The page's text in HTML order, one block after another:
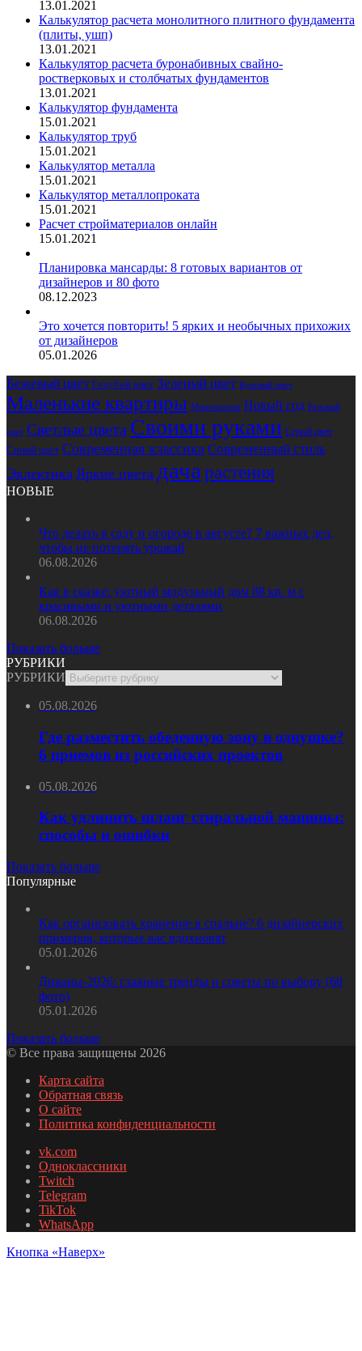
13.01.2021
Калькулятор расчета монолитного плитного фундамента
(плиты, ушп)
13.01.2021
Калькулятор расчета буронабивных свайно-
ростверковых и столбчатых фундаментов
13.01.2021
Калькулятор фундамента
15.01.2021
Калькулятор труб
15.01.2021
Калькулятор металла
15.01.2021
Калькулятор металлопроката
15.01.2021
Расчет стройматериалов онлайн
15.01.2021
Планировка мансарды: 8 готовых вариантов от
дизайнеров и 80 фото
08.12.2023
Это хочется повторить! 5 ярких и необычных прихожих
от дизайнеров
05.01.2026
Бежевый цвет Голубой цвет Зеленый цвет Красный цвет
Маленькие квартиры Минимализм Новый год Розовый
цвет Светлые цвета Своими руками Серый цвет
Синий цвет Современная классика Современный стиль
Эклектика Яркие цвета дача растения
НОВЫЕ
Что делать в саду и огороде в августе? 7 важных дел,
чтобы не потерять урожай
06.08.2026
Как в сказке: уютный модульный дом 88 кв. м с
красивыми и уютными деталями
06.08.2026
Показать больше
РУБРИКИ
РУБРИКИ
05.08.2026
Где разместить обеденную зону в однушке?
6 приемов из российских проектов
05.08.2026
Как удлинить шланг стиральной машины:
способы и ошибки
Показать больше
Популярные
Как организовать хранение в спальне? 6 дизайнерских
примеров, которые вас вдохновят
05.01.2026
Диваны-2026: главные тренды и советы по выбору (68
фото)
05.01.2026
Показать больше
© Все права защищены 2026
Карта сайта
Обратная связь
О сайте
Политика конфиденциальности
vk.com
Одноклассники
Twitch
Telegram
TikTok
WhatsApp
Кнопка «Наверх»